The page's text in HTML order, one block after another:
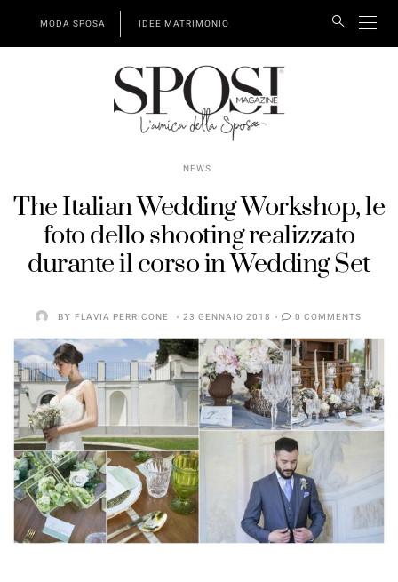
MODA SPOSA IDEE MATRIMONIO
NEWS
The Italian Wedding Workshop, le
foto dello shooting realizzato
durante il corso in Wedding Set
BY FLAVIA PERRICONE 23 GENNAIO 2018 0 COMMENTS